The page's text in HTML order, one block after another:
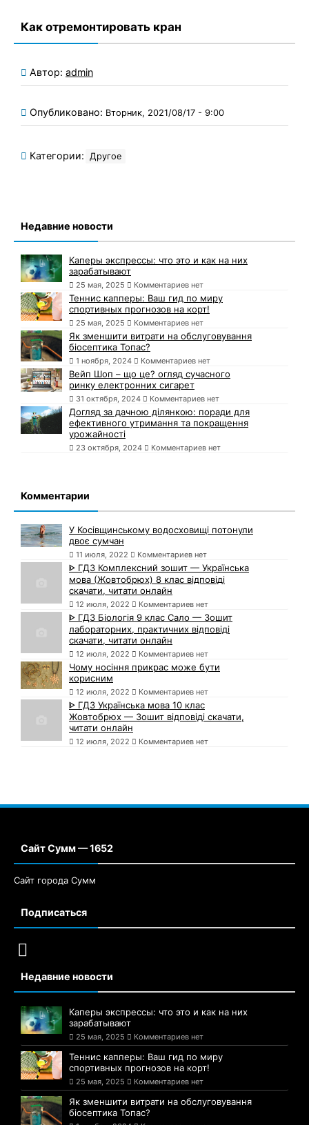
Как отремонтировать кран
Автор: admin
Опубликовано: Вторник, 2021/08/17 - 9:00
Категории: Другое
Недавние новости
Каперы экспрессы: что это и как на них
зарабатывают
25 мая, 2025 Комментариев нет
Теннис капперы: Ваш гид по миру
спортивных прогнозов на корт!
25 мая, 2025 Комментариев нет
Як зменшити витрати на обслуговування
біосептика Топас?
1 ноября, 2024 Комментариев нет
Вейп Шоп – що це? огляд сучасного
ринку електронних сигарет
31 октября, 2024 Комментариев нет
Догляд за дачною ділянкою: поради для
ефективного утримання та покращення
урожайності
23 октября, 2024 Комментариев нет
Комментарии
У Косівщинському водосховищі потонули
двоє сумчан
11 июля, 2022 Комментариев нет
ᐈ ГДЗ Комплексний зошит — Українська
мова (Жовтобрюх) 8 клас відповіді
скачати, читати онлайн
12 июля, 2022 Комментариев нет
ᐈ ГДЗ Біологія 9 клас Сало — Зошит
лабораторних, практичних відповіді
скачати, читати онлайн
12 июля, 2022 Комментариев нет
Чому носіння прикрас може бути
корисним
12 июля, 2022 Комментариев нет
ᐈ ГДЗ Українська мова 10 клас
Жовтобрюх — Зошит відповіді скачати,
читати онлайн
12 июля, 2022 Комментариев нет
Сайт Сумм — 1652
Сайт города Сумм
Подписаться
Недавние новости
Каперы экспрессы: что это и как на них
зарабатывают
25 мая, 2025 Комментариев нет
Теннис капперы: Ваш гид по миру
спортивных прогнозов на корт!
25 мая, 2025 Комментариев нет
Як зменшити витрати на обслуговування
біосептика Топас?